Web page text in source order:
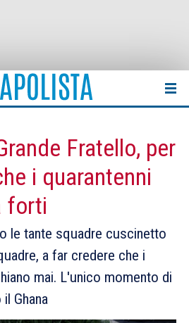
Fratello, per
i quarantenni
forti
le tante squadre cuscinetto
a far credere che i
mai. L'unico momento di
Ghana